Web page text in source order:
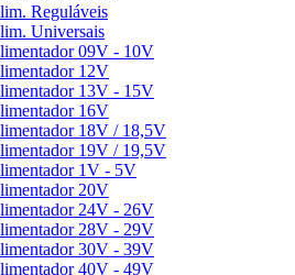
Reguláveis
Universais
09V - 10V
12V
13V - 15V
16V
18V / 18,5V
19V / 19,5V
1V - 5V
20V
24V - 26V
28V - 29V
30V - 39V
40V - 49V